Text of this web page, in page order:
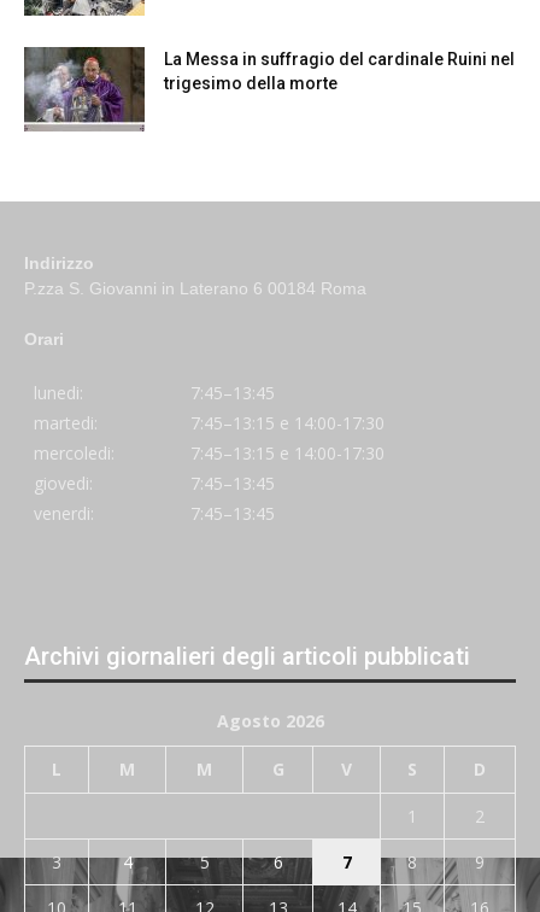
La Messa in suffragio del cardinale Ruini nel
trigesimo della morte
Indirizzo
P.zza S. Giovanni in Laterano 6 00184 Roma
Orari
lunedi:
7:45–13:45
martedi:
7:45–13:15 e 14:00-17:30
mercoledi:
7:45–13:15 e 14:00-17:30
giovedi:
7:45–13:45
venerdi:
7:45–13:45
Archivi giornalieri degli articoli pubblicati
Agosto 2026
L M M G V S D
1
2
3
4 5 6 7 8
9